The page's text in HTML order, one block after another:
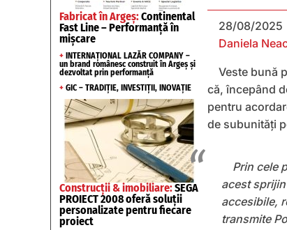
Fabricat în Argeș:Continental
Fast Line – Performanță în
mișcare
+ INTERNAȚIONAL LAZĂR COMPANY –
un brand românesc construit în Argeș și
dezvoltat prin performanță
+ GIC – TRADIȚIE, INVESTIȚII, INOVAȚIE
Construcții & imobiliare:SEGA
PROIECT 2008 oferă soluții
personalizate pentru fiecare
proiect
28/08/2025
Daniela
Veste bună
că, începând
pentru
de subunități
Prin cele
acest
accesibile,
transmite